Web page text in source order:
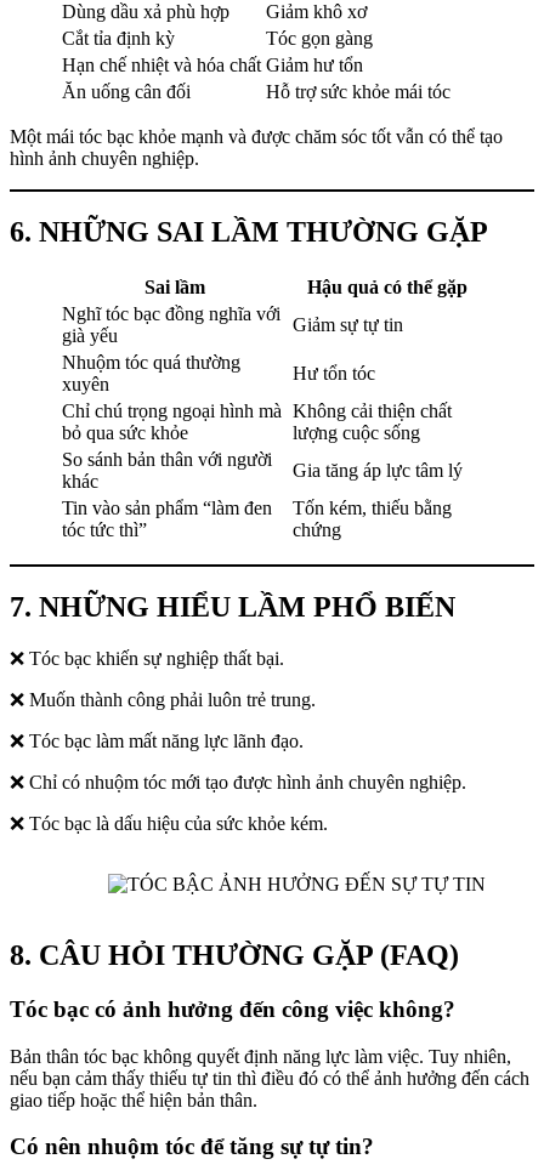
Dùng dầu xả phù hợp
Giảm khô xơ
Cắt tỉa định kỳ
Tóc gọn gàng
Hạn chế nhiệt và hóa chất Giảm hư tổn
Ăn uống cân đối
Hỗ trợ sức khỏe mái tóc
Một mái tóc bạc khỏe mạnh và được chăm sóc tốt vẫn có thể tạo
hình ảnh chuyên nghiệp.
6. NHỮNG SAI LẦM THƯỜNG GẶP
Sai lầm
Hậu quả có thể gặp
Nghĩ tóc bạc đồng nghĩa với
già yếu
Giảm sự tự tin
Nhuộm tóc quá thường
xuyên
Hư tổn tóc
Chỉ chú trọng ngoại hình mà
bỏ qua sức khỏe
Không cải thiện chất
lượng cuộc sống
So sánh bản thân với người
khác
Gia tăng áp lực tâm lý
Tin vào sản phẩm “làm đen
tóc tức thì”
Tốn kém, thiếu bằng
chứng
7. NHỮNG HIỂU LẦM PHỔ BIẾN
❌ Tóc bạc khiến sự nghiệp thất bại.
❌ Muốn thành công phải luôn trẻ trung.
❌ Tóc bạc làm mất năng lực lãnh đạo.
❌ Chỉ có nhuộm tóc mới tạo được hình ảnh chuyên nghiệp.
❌ Tóc bạc là dấu hiệu của sức khỏe kém.
8. CÂU HỎI THƯỜNG GẶP (FAQ)
Tóc bạc có ảnh hưởng đến công việc không?
Bản thân tóc bạc không quyết định năng lực làm việc. Tuy nhiên,
nếu bạn cảm thấy thiếu tự tin thì điều đó có thể ảnh hưởng đến cách
giao tiếp hoặc thể hiện bản thân.
Có nên nhuộm tóc để tăng sự tự tin?